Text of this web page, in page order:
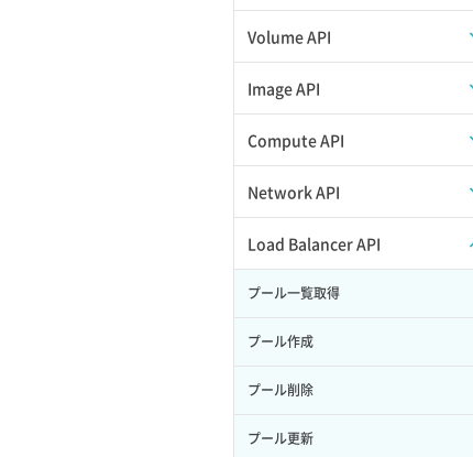
APIでVPSを作成する
API情報を確認する
Credential一覧取得
Credential作成
Credential削除
サブユーザーにロールを紐づけ
サブユーザー一覧取得
サブユーザー作成
サブユーザー削除
Volume API
スナップショット一覧取得
スナップショット作成
スナップショット削除
指定）
バックアップリストア
バックアップ一覧取得
Image API
ISOイメージアップロード
ISOイメージ作成
イメージ一覧取得
イメージ保存使用量取得
イメージ保存容量取得
イメージ保存容量変更
イメージ削除
Compute API
ISOイメージ挿入/排出
SSHキーペア一覧取得
SSHキーペア作成
SSHキーペア削除
SSHキーペア詳細取得
アタッチ済みポート一覧取得
Network API
QoSポリシー一覧取得
QoSポリシー詳細取得
サブネット一覧取得
サブネット作成（ローカルネットワー
Load Balancer API
プール一覧取得
プール作成
プール削除
プール更新